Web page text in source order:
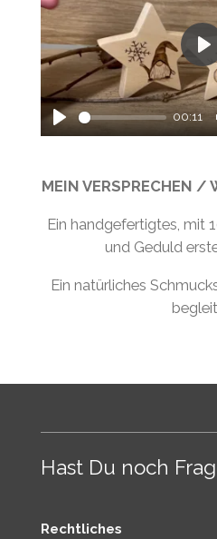
P
a
00:11
P
l
a
y
MEIN VERSPRECHEN /
Ein handgefertigtes, mit
und Geduld
Ein natürliches
Hast Du noch
Rechtliches